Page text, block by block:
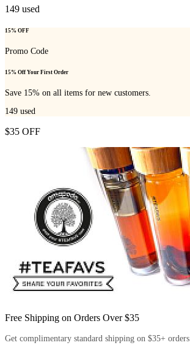
149 used
15% OFF
Promo Code
15% Off Your First Order
Save 15% on all items for new customers.
149 used
$35 OFF
Free Shipping on Orders Over $35
Get complimentary standard shipping on $35+ orders.